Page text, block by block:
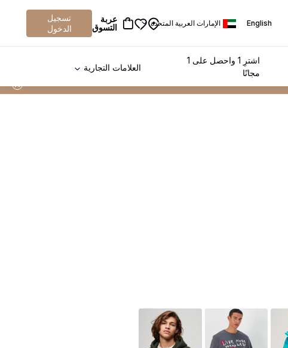
English الإمارات العربية المتحدة
عربة
التسوق
تسجيل
الدخول
اشترِ 1 واحصل على 1
مجانًا
العلامات التجارية